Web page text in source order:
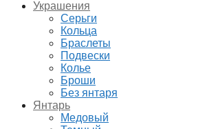
Украшения
Серьги
Кольца
Браслеты
Подвески
Колье
Броши
Без янтаря
Янтарь
Медовый